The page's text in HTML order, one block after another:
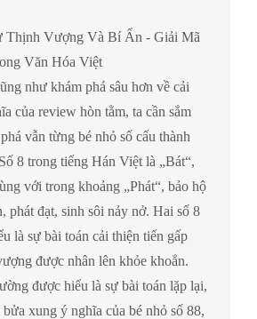
như khám phá sâu hơn về cải
của review hòn tằm, ta cần sắm
vẫn từng bé nhỏ số cấu thành
8 trong tiếng Hán Việt là „Bát“,
với trong khoảng „Phát“, bảo hộ
phát đạt, sinh sôi nảy nở. Hai số 8
là sự bài toán cải thiện tiến gấp
được nhân lên khỏe khoắn.
được hiểu là sự bài toán lặp lại,
xung ý nghĩa của bé nhỏ số 88,